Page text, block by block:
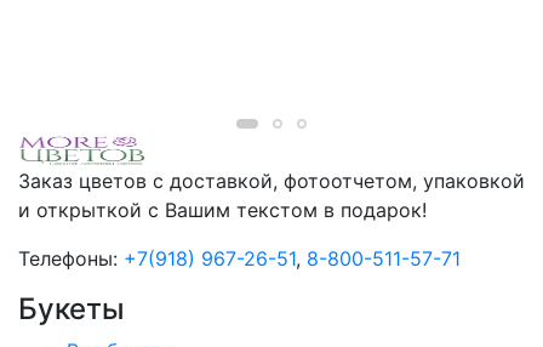
Заказ цветов с доставкой, фотоотчетом, упаковкой
и открыткой с Вашим текстом в подарок!
Телефоны: +7(918) 967-26-51, 8-800-511-57-71
Букеты